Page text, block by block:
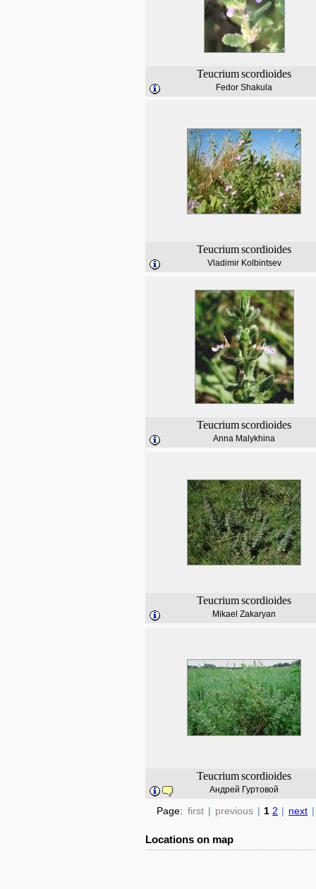
Teucriumscordioides
Fedor Shakula
Teucriumscordioides
Vladimir Kolbintsev
Teucriumscordioides
Anna Malykhina
Teucriumscordioides
Mikael Zakaryan
Teucriumscordioides
Андрей Гуртовой
Page: first | previous | 1 2 | next |
Locations on map